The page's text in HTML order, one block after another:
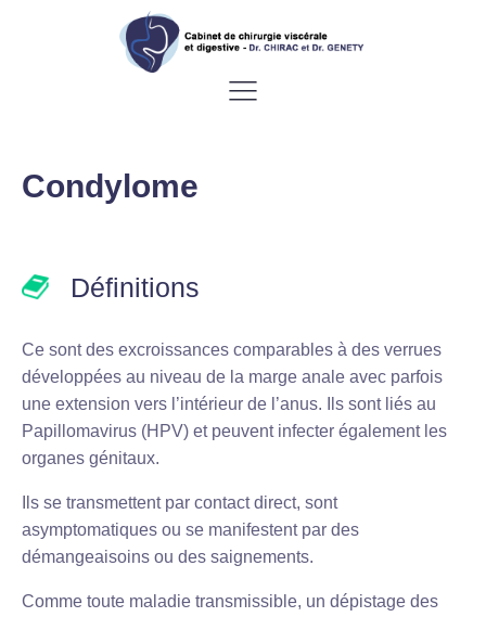
Condylome
Définitions
Ce sont des excroissances comparables à des verrues
développées au niveau de la marge anale avec parfois
une extension vers l’intérieur de l’anus. Ils sont liés au
Papillomavirus (HPV) et peuvent infecter également les
organes génitaux.
Ils se transmettent par contact direct, sont
asymptomatiques ou se manifestent par des
démangeaisoins ou des saignements.
Comme toute maladie transmissible, un dépistage des